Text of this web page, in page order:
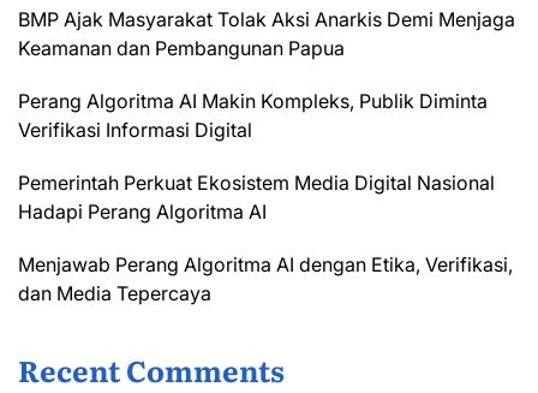
BMP Ajak Masyarakat Tolak Aksi Anarkis Demi Menjaga
Keamanan dan Pembangunan Papua
Perang Algoritma AI Makin Kompleks, Publik Diminta
Verifikasi Informasi Digital
Pemerintah Perkuat Ekosistem Media Digital Nasional
Hadapi Perang Algoritma AI
Menjawab Perang Algoritma AI dengan Etika, Verifikasi,
dan Media Tepercaya
Recent Comments